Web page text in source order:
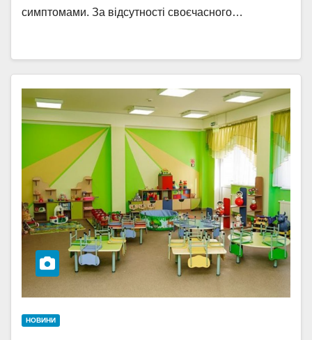
симптомами. За відсутності своєчасного…
НОВИНИ